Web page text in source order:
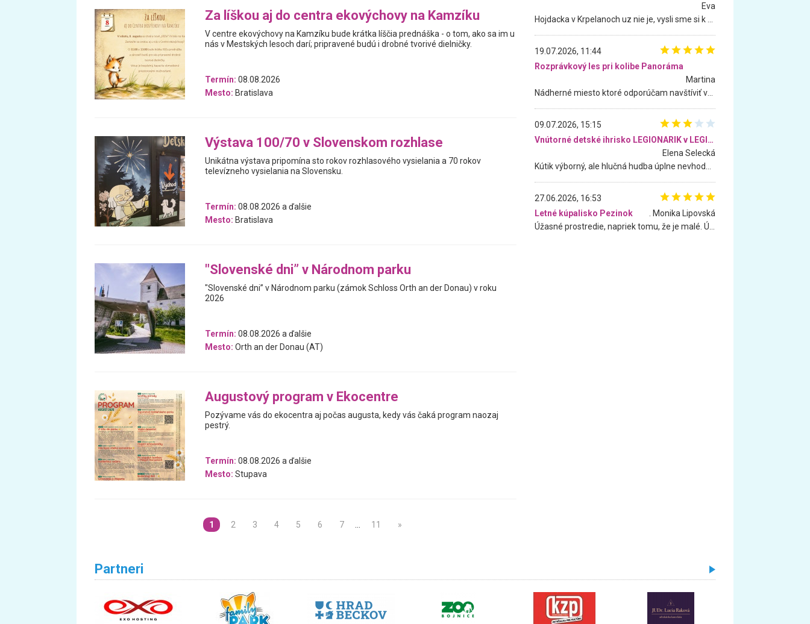
Za líškou aj do centra ekovýchovy na Kamzíku
V centre ekovýchovy na Kamzíku bude krátka líščia prednáška - o tom, ako sa im u
nás v Mestských lesoch darí; pripravené budú i drobné tvorivé dielničky.
Termín: 08.08.2026
Mesto: Bratislava
Výstava 100/70 v Slovenskom rozhlase
Unikátna výstava pripomína sto rokov rozhlasového vysielania a 70 rokov
televízneho vysielania na Slovensku.
Termín: 08.08.2026 a ďalšie
Mesto: Bratislava
"Slovenské dni” v Národnom parku
"Slovenské dni” v Národnom parku (zámok Schloss Orth an der Donau) v roku
2026
Termín: 08.08.2026 a ďalšie
Mesto: Orth an der Donau (AT)
Augustový program v Ekocentre
Pozývame vás do ekocentra aj počas augusta, kedy vás čaká program naozaj
pestrý.
Termín: 08.08.2026 a ďalšie
Mesto: Stupava
1 2 3 4 5 6 7 11 »
Eva
19.07.2026, 11:44
Rozprávkový les pri kolibe Panoráma
Martina
09.07.2026, 15:15
Vnútorné detské ihrisko LEGIONARIK v LEGIA Fitness
Elena Selecká
27.06.2026, 16:53
Letné kúpalisko Pezinok
. Monika Lipovská
Partneri